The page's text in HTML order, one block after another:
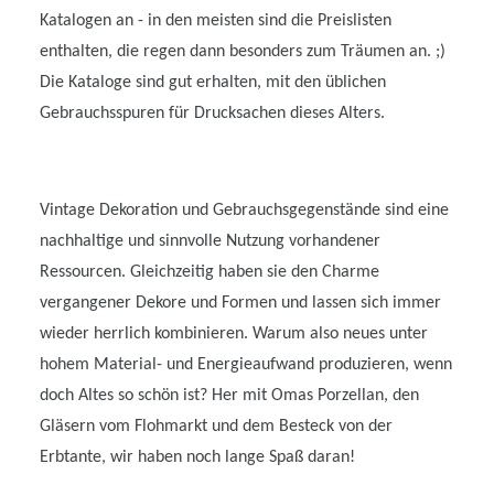
Katalogen an - in den meisten sind die Preislisten
enthalten, die regen dann besonders zum Träumen an. ;)
Die Kataloge sind gut erhalten, mit den üblichen
Gebrauchsspuren für Drucksachen dieses Alters.
Vintage Dekoration und Gebrauchsgegenstände sind eine
nachhaltige und sinnvolle Nutzung vorhandener
Ressourcen. Gleichzeitig haben sie den Charme
vergangener Dekore und Formen und lassen sich immer
wieder herrlich kombinieren. Warum also neues unter
hohem Material- und Energieaufwand produzieren, wenn
doch Altes so schön ist? Her mit Omas Porzellan, den
Gläsern vom Flohmarkt und dem Besteck von der
Erbtante, wir haben noch lange Spaß daran!